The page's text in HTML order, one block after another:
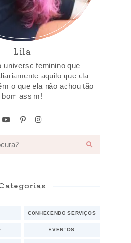
Lila
universo feminino que
aquilo que ela
o que ela não achou tão
bom assim!
CONHECENDO SERVIÇOS
EVENTOS